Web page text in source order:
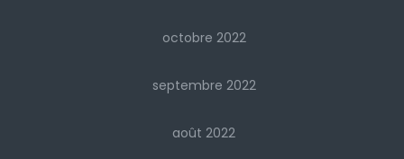
octobre 2022
septembre 2022
août 2022